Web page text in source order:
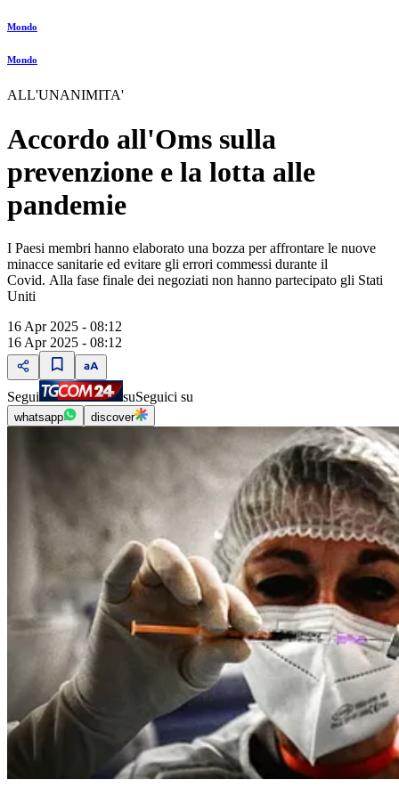
Mondo
Mondo
ALL'UNANIMITA'
Accordo all'Oms sulla
prevenzione e la lotta alle
pandemie
I Paesi membri hanno elaborato una bozza per affrontare le nuove
minacce sanitarie ed evitare gli errori commessi durante il
Covid. Alla fase finale dei negoziati non hanno partecipato gli Stati
Uniti
16 Apr 2025 - 08:12
16 Apr 2025 - 08:12
Segui suSeguici su
whatsapp discover